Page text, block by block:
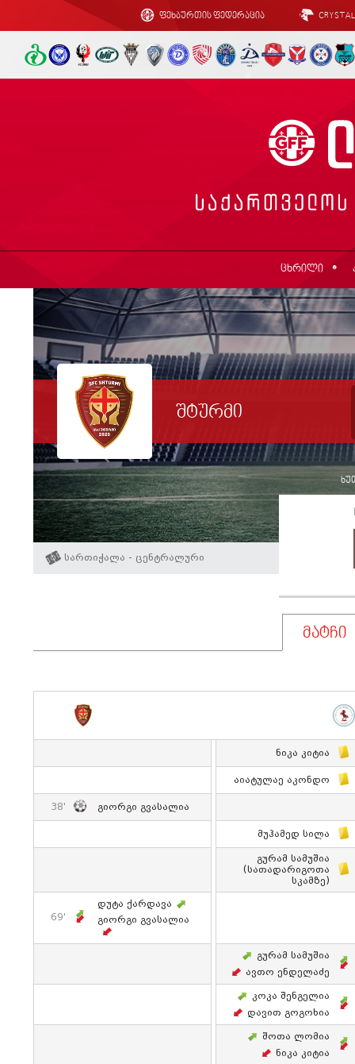
ფეხბურთის ფედერაცია
ცხრილი
შტურმი
სართიჭალა - ცენტრალური
მატჩი
Ნიკა Კიტია
Აიატულაე Აკონდო
38' Გიორგი Გვასალია
Მუჰამედ Სილა
Გურამ Სამუშია
(სათადარიგოთა
Სკამზე)
69'
Დუტა Ქარდავა
Გიორგი Გვასალია
Გურამ Სამუშია
Ავთო Ენდელაძე
Კოკა Შენგელია
Დავით Გოგოხია
Შოთა Ლომია
Ნიკა Კიტია